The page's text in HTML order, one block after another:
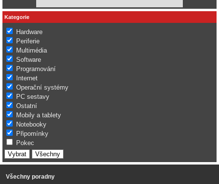
Kategorie
Hardware
Periferie
Multimédia
Software
Programování
Internet
Operační systémy
PC sestavy
Ostatní
Mobily a tablety
Notebooky
Připomínky
Pokec
Všechny poradny